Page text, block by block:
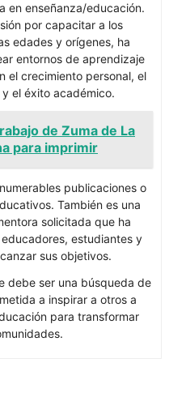
en enseñanza/educación.
por capacitar a los
edades y orígenes, ha
entornos de aprendizaje
el crecimiento personal, el
el éxito académico.
de Zuma de La
para imprimir
publicaciones o
También es una
solicitada que ha
estudiantes y
sus objetivos.
debe ser una búsqueda de
a inspirar a otros a
para transformar